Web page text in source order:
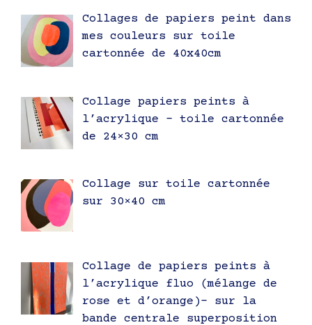
Collages de papiers peint dans
mes couleurs sur toile
cartonnée de 40x40cm
Collage papiers peints à
l’acrylique – toile cartonnée
de 24×30 cm
Collage sur toile cartonnée
sur 30×40 cm
Collage de papiers peints à
l’acrylique fluo (mélange de
rose et d’orange)- sur la
bande centrale superposition